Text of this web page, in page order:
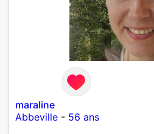
maraline
Abbeville - 56 ans